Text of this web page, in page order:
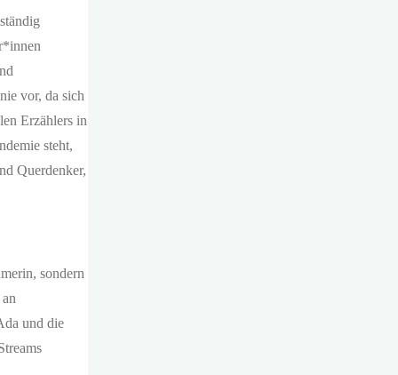
vor, da sich
Erzählers in
steht,
Querdenker,
sondern
und die